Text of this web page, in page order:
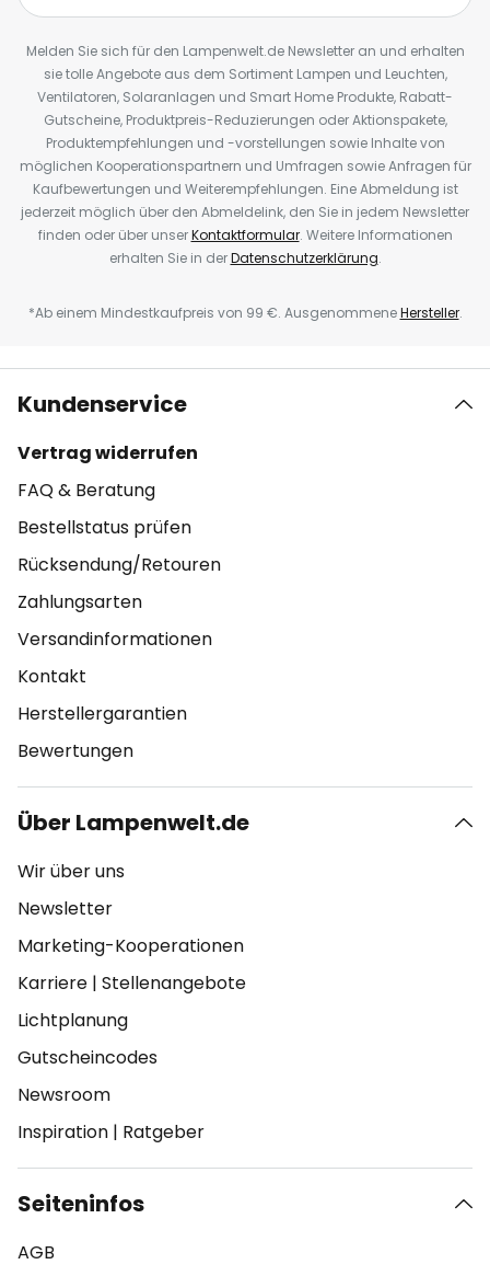
Melden Sie sich für den Lampenwelt.de Newsletter an und erhalten
sie tolle Angebote aus dem Sortiment Lampen und Leuchten,
Ventilatoren, Solaranlagen und Smart Home Produkte, Rabatt-
Gutscheine, Produktpreis-Reduzierungen oder Aktionspakete,
Produktempfehlungen und -vorstellungen sowie Inhalte von
möglichen Kooperationspartnern und Umfragen sowie Anfragen für
Kaufbewertungen und Weiterempfehlungen. Eine Abmeldung ist
jederzeit möglich über den Abmeldelink, den Sie in jedem Newsletter
finden oder über unserKontaktformular. Weitere Informationen
erhalten Sie in derDatenschutzerklärung.
*Ab einem Mindestkaufpreis von 99 €. AusgenommeneHersteller.
Kundenservice
Vertrag widerrufen
FAQ & Beratung
Bestellstatus prüfen
Rücksendung/Retouren
Zahlungsarten
Versandinformationen
Kontakt
Herstellergarantien
Bewertungen
Über Lampenwelt.de
Wir über uns
Newsletter
Marketing-Kooperationen
Karriere | Stellenangebote
Lichtplanung
Gutscheincodes
Newsroom
Inspiration | Ratgeber
Seiteninfos
AGB